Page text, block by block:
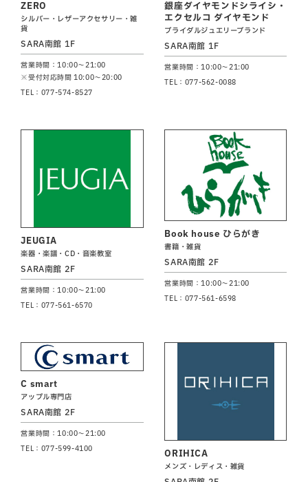
ZERO
シルバー・レザーアクセサリー・雑
貨
SARA南館 1F
営業時間：10:00～21:00
※受付対応時間 10:00～20:00
TEL：077-574-8527
銀座ダイヤモンドシライシ・
エクセルコ ダイヤモンド
ブライダルジュエリーブランド
SARA南館 1F
営業時間：10:00～21:00
TEL：077-562-0088
JEUGIA
楽器・楽譜・CD・音楽教室
SARA南館 2F
営業時間：10:00～21:00
TEL：077-561-6570
Book house ひらがき
書籍・雑貨
SARA南館 2F
営業時間：10:00～21:00
TEL：077-561-6598
C smart
アップル専門店
SARA南館 2F
営業時間：10:00～21:00
TEL：077-599-4100
ORIHICA
メンズ・レディス・雑貨